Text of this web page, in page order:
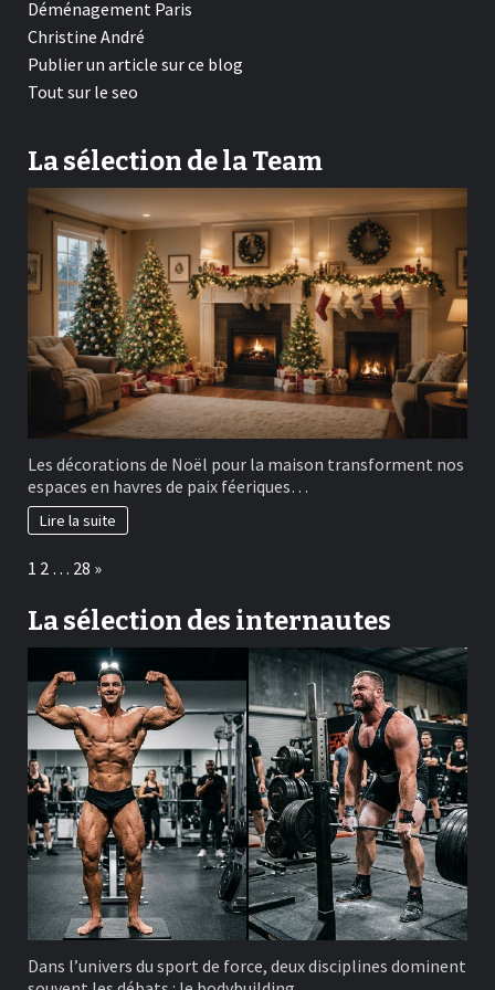
Déménagement Paris
Christine André
Publier un article sur ce blog
Tout sur le seo
La sélection de la Team
Les décorations de Noël pour la maison transforment nos
espaces en havres de paix féeriques…
Lire la suite
Page:
1 2 … 28 Next
»
La sélection des internautes
Dans l’univers du sport de force, deux disciplines dominent